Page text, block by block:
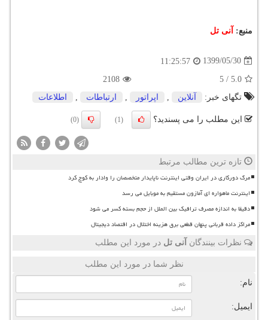
منبع: آنی تل
1399/05/30
11:25:57
5.0
/
5
2108
تگهای خبر:
آنلاین اپراتور ارتباطات اطلاعات
این مطلب را می پسندید؟ (1)
(0)
تازه ترین مطالب مرتبط
مرگ دورکاری در ایران وقتی اینترنت ناپایدار متخصصان را وادار به کوچ کرد
اینترنت ماهواره ای آمازون مستقیم به موبایل می رسد
دقیقا به اندازه مصرف ترافیک بین الملل از حجم بسته کسر می شود
مراکز داده قربانی پنهان قطعی برق هزینه اختلال در اقتصاد دیجیتال
نظرات بینندگان آنی تل در مورد این مطلب
نظر شما در مورد این مطلب
نام:
ایمیل: